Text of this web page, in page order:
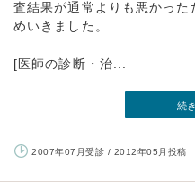
査結果が通常よりも悪かっ
めいきました。
[医師の診断・治...
続
2007年07月受診 / 2012年05月投稿